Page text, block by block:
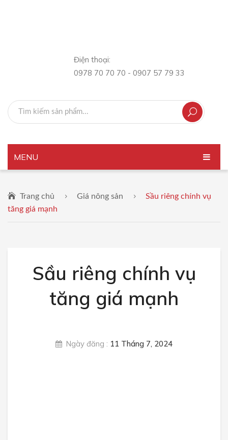
Điện thoại:
0978 70 70 70 - 0907 57 79 33
MENU
GIỚI THIỆU
Thực phẩm sấy
Giá nông sản
Trang chủ Giá nông sản
Sầu riêng chính vụ
tăng giá mạnh
Sầu riêng chính vụ
tăng giá mạnh
Ngày đăng : 11 Tháng 7, 2024